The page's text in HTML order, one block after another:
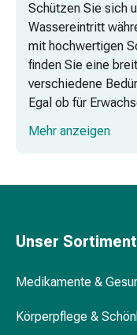
Mund
Aphten
und
Medikamente
&
Schützen Sie sich
Wassereintritt
mit hochwertigen
finden Sie eine
verschiedene
Egal ob für
Bein, unser
jeden.
Mehr anzeigen
Unser Sortiment
Medikamente &
Körperpflege &